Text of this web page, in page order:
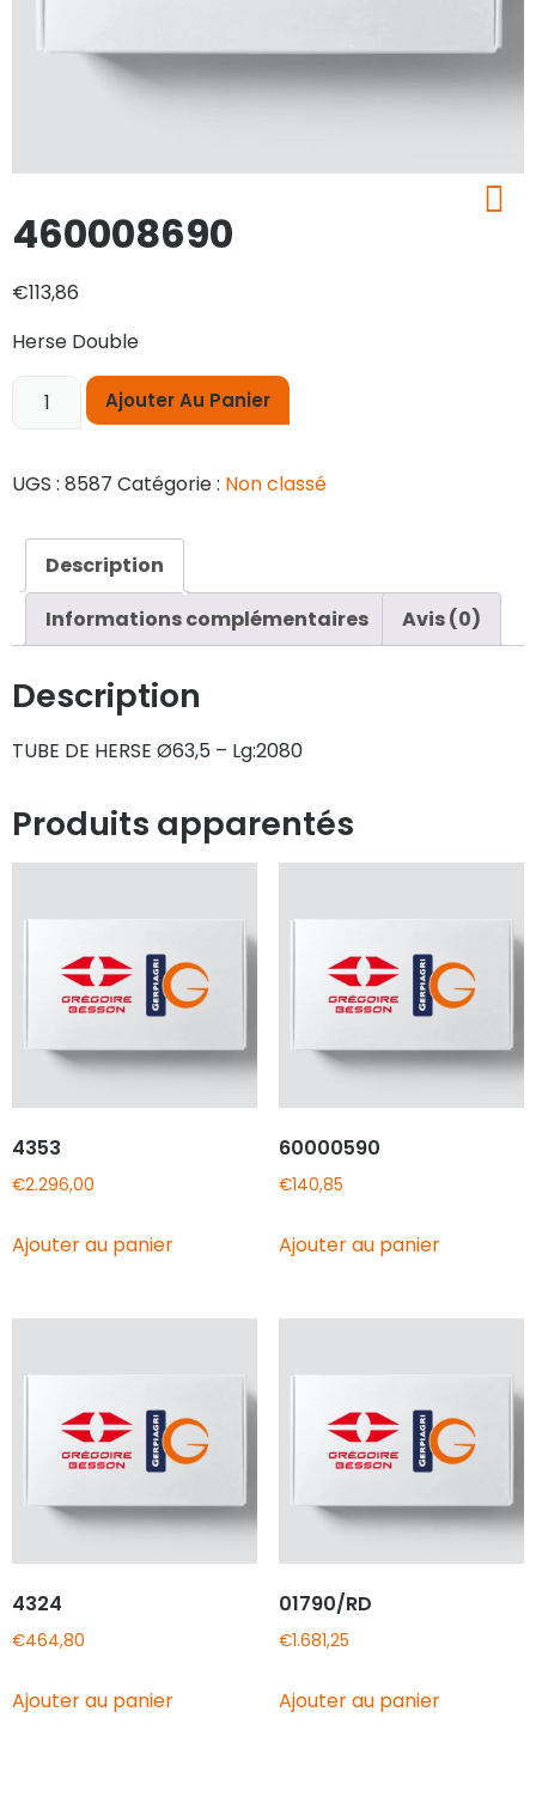
460008690
€113,86
Herse Double
Ajouter Au Panier
UGS : 8587 Catégorie : Non classé
Description
Informations complémentaires
Avis (0)
Description
TUBE DE HERSE Ø63,5 – Lg:2080
Produits apparentés
4353
€2.296,00
Ajouter au panier
60000590
€140,85
Ajouter au panier
4324
€464,80
Ajouter au panier
01790/RD
€1.681,25
Ajouter au panier